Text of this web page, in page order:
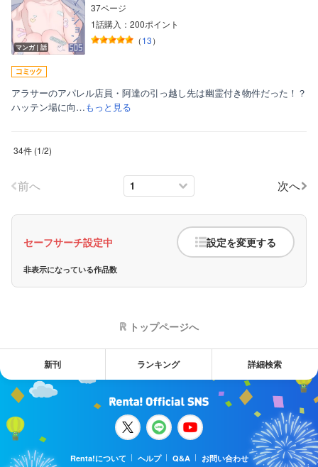
マンガ｜話
37ページ
1話購入：200ポイント
（13）
アラサーのアパレル店員・阿達の引っ越し先は幽霊付き物件だった！？
ハッテン場に向…もっと見る
34件 (1/2)
前へ 次へ
セーフサーチ設定中 設定を変更する
非表示になっている作品数
トップページへ
新刊 ランキング 詳細検索
Renta!について ヘルプ Q&A お問い合わせ